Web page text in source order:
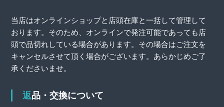
当店はオンラインショップと店頭在庫と一括して管理して
おります。そのため、オンラインで発注可能であっても店
頭で品切れしている場合があります。その場合はご注文を
キャンセルさせて頂く場合がございます。あらかじめご了
承くださいませ。
返品・交換について